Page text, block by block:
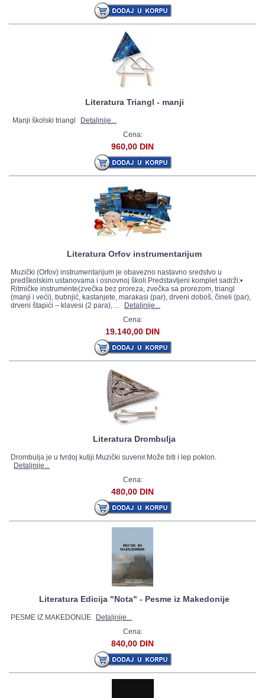
Literatura Triangl - manji
Manji školski triangl
Detaljnije...
Cena:
960,00 DIN
Literatura Orfov instrumentarijum
Muzički (Orfov) instrumentarijum je obavezno nastavno sredstvo u
predškolskim ustanovama i osnovnoj školi.Predstavljeni komplet sadrži:•
Ritmičke instrumente(zvečka bez proreza, zvečka sa prorezom, triangl
(manji i veći), bubnjić, kastanjete, marakasi (par), drveni doboš, čineli (par),
drveni štapići – klavesi (2 para), ...
Detaljnije...
Cena:
19.140,00 DIN
Literatura Drombulja
Drombulja je u tvrdoj kutiji.Muzički suvenir.Može biti i lep poklon.
Detaljnije...
Cena:
480,00 DIN
Literatura Edicija "Nota" - Pesme iz Makedonije
PESME IZ MAKEDONIJE
Detaljnije...
Cena:
840,00 DIN